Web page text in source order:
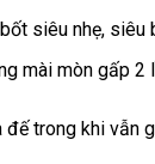
siêu nhẹ, siêu
mài mòn gấp 2
trong khi vẫn